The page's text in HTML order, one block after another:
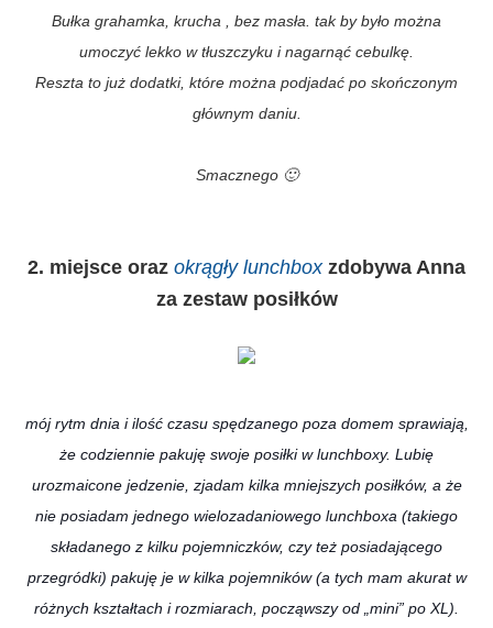
Bułka grahamka, krucha , bez masła. tak by było można
umoczyć lekko w tłuszczyku i nagarnąć cebulkę.
Reszta to już dodatki, które można podjadać po skończonym
głównym daniu.
Smacznego 🙂
2. miejsce oraz okrągły lunchboxzdobywa Anna
za zestaw posiłków
mój rytm dnia i ilość czasu spędzanego poza domem sprawiają,
że codziennie pakuję swoje posiłki w lunchboxy. Lubię
urozmaicone jedzenie, zjadam kilka mniejszych posiłków, a że
nie posiadam jednego wielozadaniowego lunchboxa (takiego
składanego z kilku pojemniczków, czy też posiadającego
przegródki) pakuję je w kilka pojemników (a tych mam akuratw
różnych kształtach i rozmiarach, począwszy od „mini” po XL).